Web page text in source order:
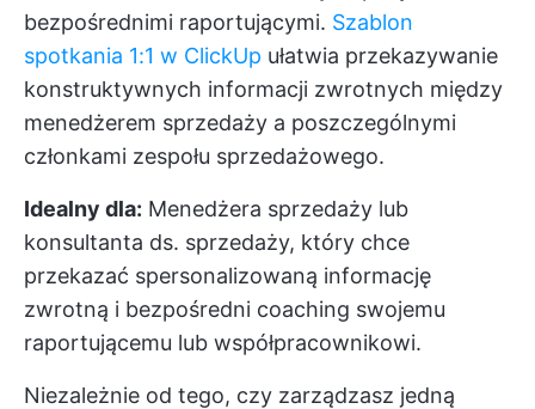
bezpośrednimi raportującymi. Szablon
spotkania 1:1 w ClickUp ułatwia przekazywanie
konstruktywnych informacji zwrotnych między
menedżerem sprzedaży a poszczególnymi
członkami zespołu sprzedażowego.
Idealny dla: Menedżera sprzedaży lub
konsultanta ds. sprzedaży, który chce
przekazać spersonalizowaną informację
zwrotną i bezpośredni coaching swojemu
raportującemu lub współpracownikowi.
Niezależnie od tego, czy zarządzasz jedną